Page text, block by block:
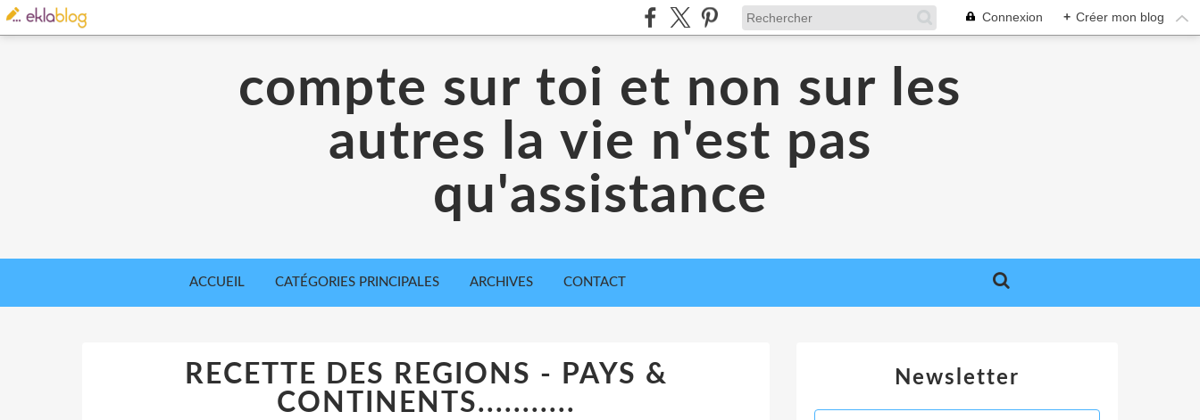
Connexion + Créer mon blog
compte sur toi et non sur les
autres la vie n'est pas
qu'assistance
ACCUEIL CATÉGORIES PRINCIPALES ARCHIVES CONTACT
RECETTE DES REGIONS - PAYS &
CONTINENTS...........
Newsletter